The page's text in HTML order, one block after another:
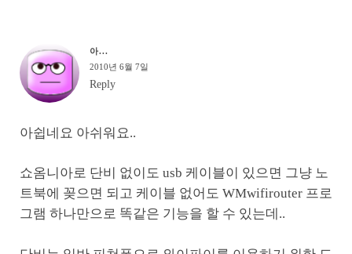
아...
2010년 6월 7일
Reply
아쉽네요 아쉬워요..
쇼옴니아로 단비 없이도 usb 케이블이 있으면 그냥 노
트북에 꽂으면 되고 케이블 없어도 WMwifirouter 프로
그램 하나만으로 똑같은 기능을 할 수 있는데..